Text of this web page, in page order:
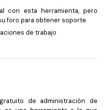
con esta herramienta, pero
foro para obtener soporte.
de trabajo
de administración de